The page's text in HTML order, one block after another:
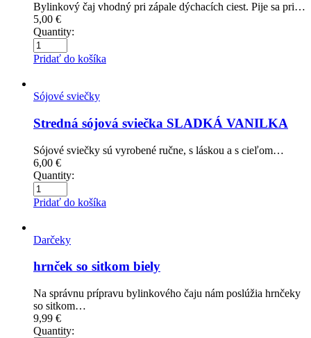
Bylinkový čaj vhodný pri zápale dýchacích ciest. Pije sa pri…
5,00 €
Quantity:
Pridať do košíka
Sójové sviečky
Stredná sójová sviečka SLADKÁ VANILKA
Sójové sviečky sú vyrobené ručne, s láskou a s cieľom…
6,00 €
Quantity:
Pridať do košíka
Darčeky
hrnček so sitkom biely
Na správnu prípravu bylinkového čaju nám poslúžia hrnčeky
so sitkom…
9,99 €
Quantity: